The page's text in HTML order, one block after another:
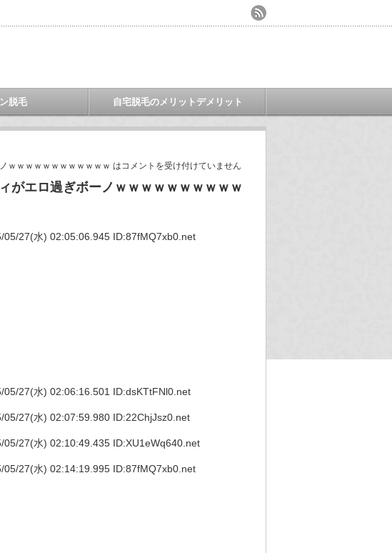
脱毛 自宅脱毛のメリットデメリット
ｗｗｗｗｗｗｗｗｗｗｗｗ はコメントを受け付けていません
がエロ過ぎボーノｗｗｗｗｗｗｗｗｗｗ
27(水) 02:05:06.945 ID:87fMQ7xb0.net
27(水) 02:06:16.501 ID:dsKTtFNl0.net
27(水) 02:07:59.980 ID:22ChjJsz0.net
27(水) 02:10:49.435 ID:XU1eWq640.net
27(水) 02:14:19.995 ID:87fMQ7xb0.net